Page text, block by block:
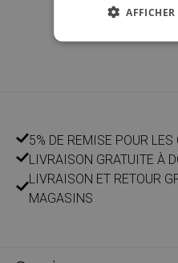
5% DE REMISE POUR LES
LIVRAISON GRATUITE À
LIVRAISON ET RETOUR
MAGASINS
AFFICHER